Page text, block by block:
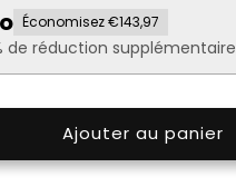
Économisez €143,97
de réduction supplémentaire
Ajouter au panier